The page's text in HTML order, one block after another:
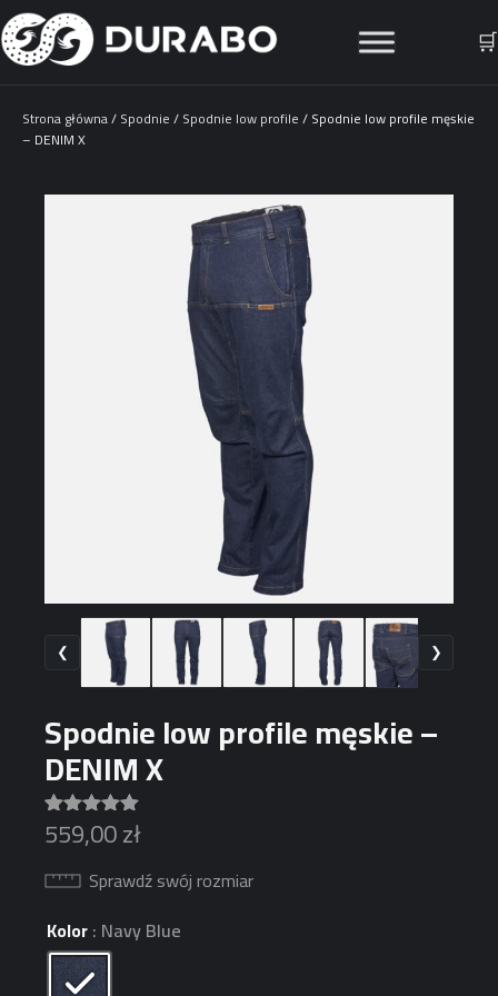
🛒
Strona główna/Spodnie/Spodnie low profile/ Spodnie low profile męskie
– DENIM X
❮ ❯
Spodnie low profile męskie –
DENIM X
Oceniony
4.95na 5
podstawie
19
559,00zł
Sprawdź swój rozmiar
Kolor: Navy Blue